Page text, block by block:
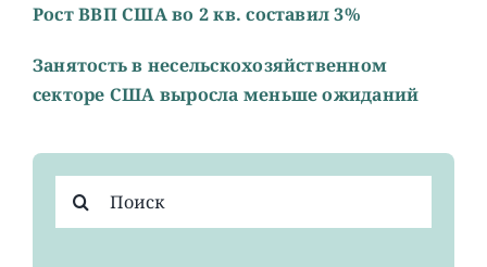
Рост ВВП США во 2 кв. составил 3%
Занятость в несельскохозяйственном
секторе США выросла меньше ожиданий
поиска: